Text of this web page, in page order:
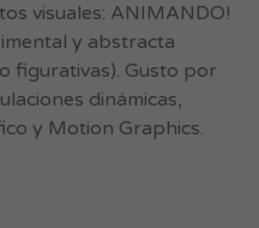
visuales: ANIMANDO!
y abstracta
figurativas). Gusto por
dinámicas,
y Motion Graphics.